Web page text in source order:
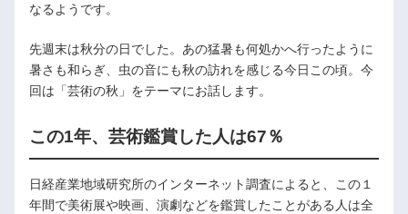
なるようです。
先週末は秋分の日でした。あの猛暑も何処かへ行ったように
暑さも和らぎ、虫の音にも秋の訪れを感じる今日この頃。今
回は「芸術の秋」をテーマにお話します。
この1年、芸術鑑賞した人は67％
日経産業地域研究所のインターネット調査によると、この１
年間で美術展や映画、演劇などを鑑賞したことがある人は全